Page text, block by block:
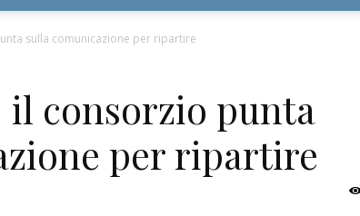
sulla comunicazione per ripartire
il consorzio punta
per ripartire